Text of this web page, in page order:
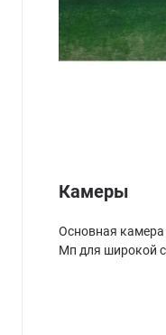
Камеры
Основная
Мп для широкой